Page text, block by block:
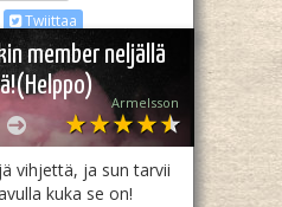
Twiittaa
member neljällä
Armelsson
vihjettä, ja sun tarvii
kuka se on!